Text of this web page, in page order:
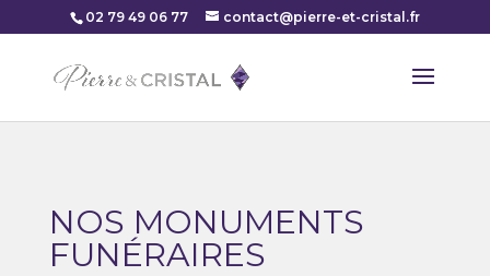
02 79 49 06 77 contact@pierre-et-cristal.fr
NOS MONUMENTS
FUNÉRAIRES